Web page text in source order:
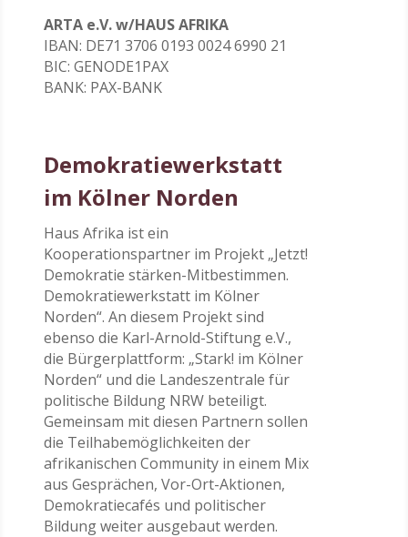
ARTA e.V. w/HAUS AFRIKA
IBAN: DE71 3706 0193 0024 6990 21
BIC: GENODE1PAX
BANK: PAX-BANK
Demokratiewerkstatt
im Kölner Norden
Haus Afrika ist ein
Kooperationspartner im Projekt „Jetzt!
Demokratie stärken-Mitbestimmen.
Demokratiewerkstatt im Kölner
Norden“. An diesem Projekt sind
ebenso die Karl-Arnold-Stiftung e.V.,
die Bürgerplattform: „Stark! im Kölner
Norden“ und die Landeszentrale für
politische Bildung NRW beteiligt.
Gemeinsam mit diesen Partnern sollen
die Teilhabemöglichkeiten der
afrikanischen Community in einem Mix
aus Gesprächen, Vor-Ort-Aktionen,
Demokratiecafés und politischer
Bildung weiter ausgebaut werden.